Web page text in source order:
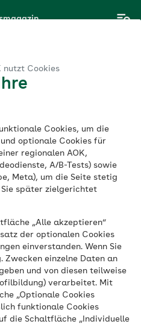
nutzt Cookies
Cookies, um die
optionale Cookies für
regionalen AOK,
A/B-Tests) sowie
Meta), um die Seite stetig
Sie später zielgerichtet
„Alle akzeptieren“
der optionalen Cookies
einverstanden. Wenn Sie
Zwecken einzelne Daten an
und von diesen teilweise
verarbeitet. Mit
„Optionale Cookies
funktionale Cookies
die Schaltfläche „Individuelle
die